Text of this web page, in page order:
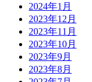
2024年1月
2023年12月
2023年11月
2023年10月
2023年9月
2023年8月